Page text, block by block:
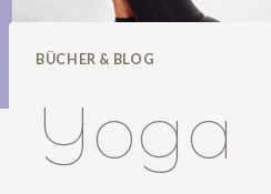
BÜCHER & BLOG
Yoga